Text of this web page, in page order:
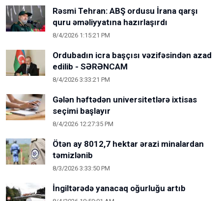
Rəsmi Tehran: ABŞ ordusu İrana qarşı
quru əməliyyatına hazırlaşırdı
8/4/2026 1:15:21 PM
Ordubadın icra başçısı vəzifəsindən azad
edilib - SƏRƏNCAM
8/4/2026 3:33:21 PM
Gələn həftədən universitetlərə ixtisas
seçimi başlayır
8/4/2026 12:27:35 PM
Ötən ay 8012,7 hektar ərazi minalardan
təmizlənib
8/3/2026 3:33:50 PM
İngiltərədə yanacaq oğurluğu artıb